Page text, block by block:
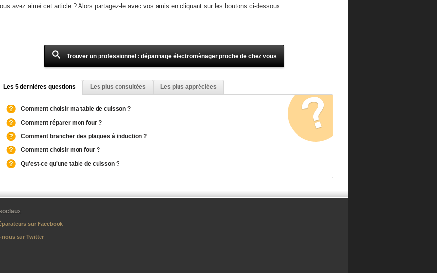
avez aimé cet article ? Alors partagez-le avec vos amis en cliquant sur les boutons ci-dessous :
Trouver un professionnel : dépannage électroménager proche de chez vous
Les 5 dernières questions Les plus consultées Les plus appréciées
Comment choisir ma table de cuisson ?
Comment réparer mon four ?
Comment brancher des plaques à induction ?
Comment choisir mon four ?
Qu'est-ce qu'une table de cuisson ?
sur Facebook
nous sur Twitter